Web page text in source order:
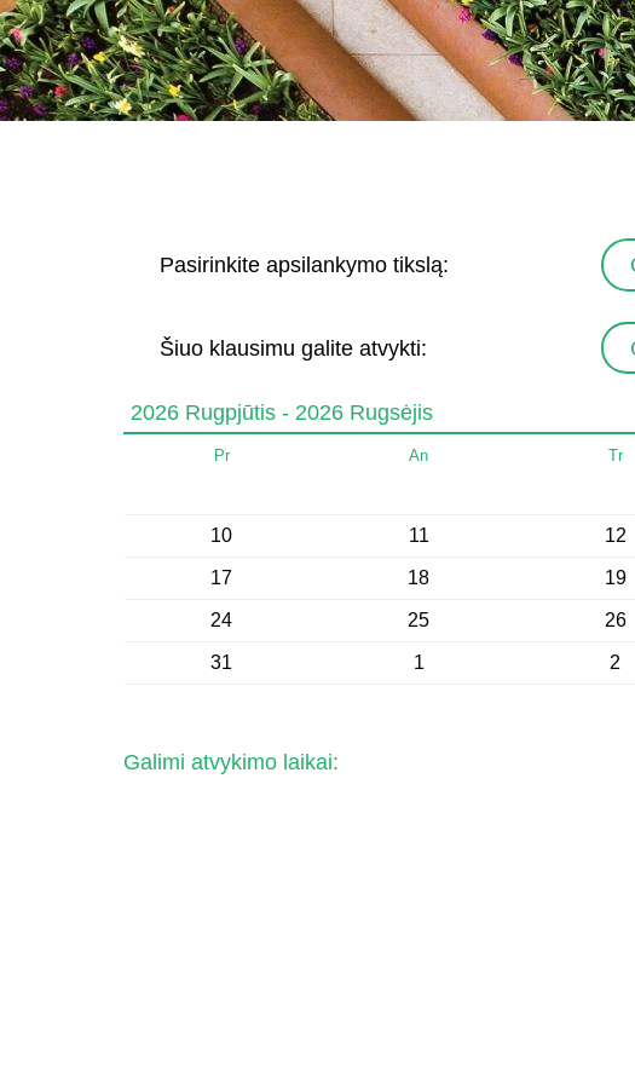
Pasirinkite apsilankymo tikslą:
Šiuo klausimu galite atvykti:
2026 Rugpjūtis - 2026 Rugsėjis
Pr An Tr
10 11 12
17 18 19
24 25 26
31 1 2
Galimi atvykimo laikai: